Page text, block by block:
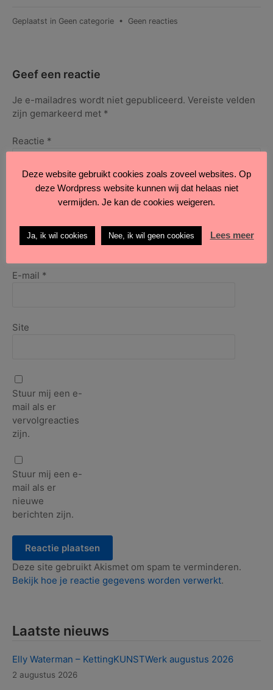
Geplaatst in Geen categorie • Geen reacties
2017
Geef een reactie
Je e-mailadres wordt niet gepubliceerd. Vereiste velden
zijn gemarkeerd met *
Reactie *
E-mail *
Site
Stuur mij een e-
mail als er
vervolgreacties
zijn.
Stuur mij een e-
mail als er
nieuwe
berichten zijn.
Deze site gebruikt Akismet om spam te verminderen.
Bekijk hoe je reactie gegevens worden verwerkt.
Laatste nieuws
Elly Waterman – KettingKUNSTWerk augustus 2026
2 augustus 2026
Deze website gebruikt cookies zoals zoveel websites. Op
deze Wordpress website kunnen wij dat helaas niet
vermijden. Je kan de cookies weigeren.
Ja, ik wil cookies Nee, ik wil geen cookies Lees meer